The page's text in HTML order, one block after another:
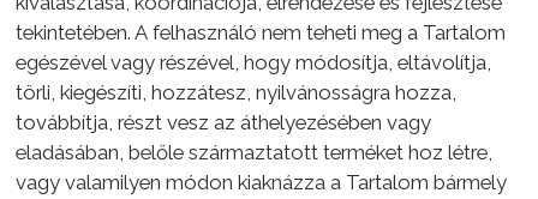
tekintetében. A felhasználó nem teheti meg a Tartalom
egészével vagy részével, hogy módosítja, eltávolítja,
törli, kiegészíti, hozzátesz, nyilvánosságra hozza,
továbbítja, részt vesz az áthelyezésében vagy
eladásában, belőle származtatott terméket hoz létre,
vagy valamilyen módon kiaknázza a Tartalom bármely